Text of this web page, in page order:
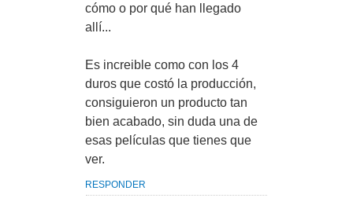
cómo o por qué han llegado
allí...
Es increible como con los 4
duros que costó la producción,
consiguieron un producto tan
bien acabado, sin duda una de
esas películas que tienes que
ver.
RESPONDER